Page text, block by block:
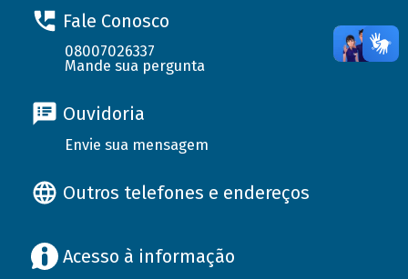
Fale Conosco
08007026337
Mande sua pergunta
Ouvidoria
Envie sua mensagem
Outros telefones e endereços
Acesso à informação